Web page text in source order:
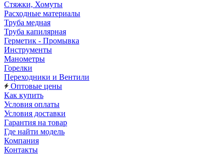
Стяжки, Хомуты
Расходные материалы
Труба медная
Труба капилярная
Герметик - Промывка
Инструменты
Манометры
Горелки
Переходники и Вентили
Оптовые цены
Как купить
Условия оплаты
Условия доставки
Гарантия на товар
Где найти модель
Компания
Контакты